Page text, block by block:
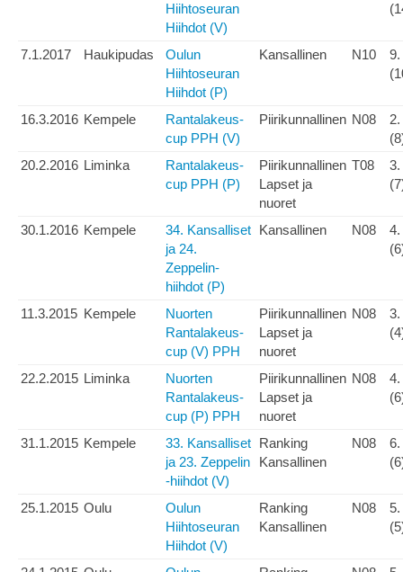
Hiihtoseuran
Hiihdot (V)
7.1.2017 Haukipudas
Oulun
Hiihtoseuran
Hiihdot (P)
Kansallinen N10
9.
16.3.2016 Kempele
Rantalakeus-
cup PPH (V)
Piirikunnallinen N08
2.
20.2.2016 Liminka
Rantalakeus-
cup PPH (P)
Piirikunnallinen
Lapset ja
nuoret
T08
3.
30.1.2016 Kempele
34. Kansalliset
ja 24.
Zeppelin-
hiihdot (P)
Kansallinen N08
4.
11.3.2015 Kempele
Nuorten
Rantalakeus-
cup (V) PPH
Piirikunnallinen
Lapset ja
nuoret
N08
3.
22.2.2015 Liminka
Nuorten
Rantalakeus-
cup (P) PPH
Piirikunnallinen
Lapset ja
nuoret
N08
4.
31.1.2015 Kempele
33. Kansalliset
ja 23. Zeppelin
-hiihdot (V)
Ranking
Kansallinen
N08
6.
25.1.2015 Oulu
Oulun
Hiihtoseuran
Hiihdot (V)
Ranking
Kansallinen
N08
5.